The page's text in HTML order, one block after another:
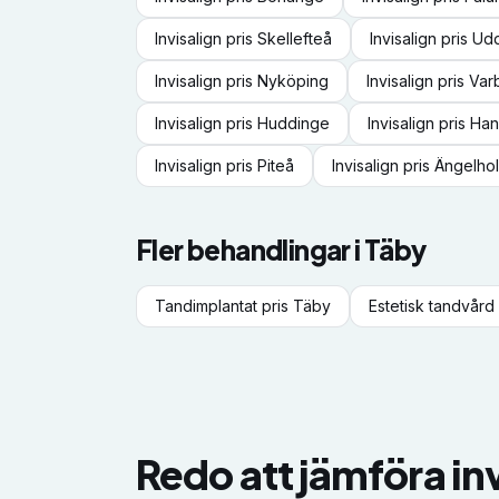
Invisalign pris Skellefteå Invisalign pris
Invisalign pris Nyköping Invisalign pris
Invisalign pris Huddinge Invisalign pris
Invisalign pris Piteå Invisalign pris
Fler behandlingar iTäby
Tandimplantat pris Täby Estetisk tandvård
Redo att jämföra